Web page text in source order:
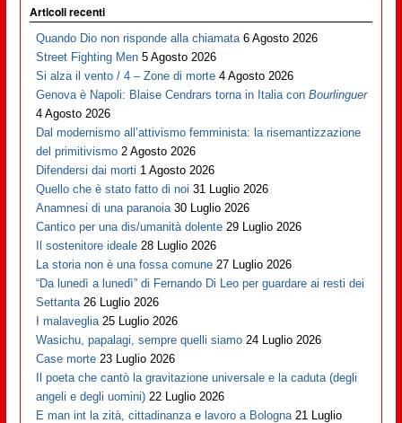
Articoli recenti
Quando Dio non risponde alla chiamata 6 Agosto 2026
Street Fighting Men 5 Agosto 2026
Si alza il vento / 4 – Zone di morte 4 Agosto 2026
Genova è Napoli: Blaise Cendrars torna in Italia conBourlinguer
4 Agosto 2026
Dal modernismo all’attivismo femminista: la risemantizzazione
del primitivismo 2 Agosto 2026
Difendersi dai morti 1 Agosto 2026
Quello che è stato fatto di noi 31 Luglio 2026
Anamnesi di una paranoia 30 Luglio 2026
Cantico per una dis/umanità dolente 29 Luglio 2026
Il sostenitore ideale 28 Luglio 2026
La storia non è una fossa comune 27 Luglio 2026
“Da lunedì a lunedì” di Fernando Di Leo per guardare ai resti dei
Settanta 26 Luglio 2026
I malaveglia 25 Luglio 2026
Wasichu, papalagi, sempre quelli siamo 24 Luglio 2026
Case morte 23 Luglio 2026
Il poeta che cantò la gravitazione universale e la caduta (degli
angeli e degli uomini) 22 Luglio 2026
E man int la zità, cittadinanza e lavoro a Bologna 21 Luglio